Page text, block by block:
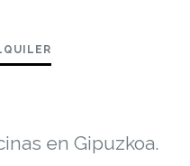
en Gipuzkoa.